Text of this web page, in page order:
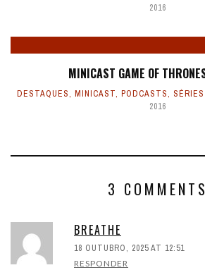
2016
MINICAST GAME OF
DESTAQUES, MINICAST, PODCASTS,
2016
3 COMMENTS
BREATHE
18 OUTUBRO, 2025 AT 12:51
RESPONDER